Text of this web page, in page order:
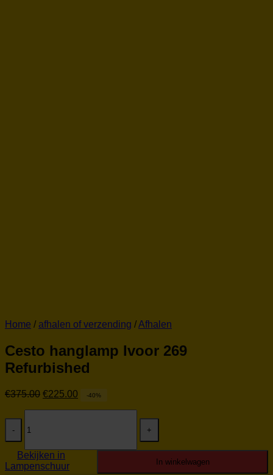
Home / afhalen of verzending /Afhalen
Cesto hanglamp Ivoor 269
Refurbished
€375.00 Oorspronkelijke
€225.00 Huidige
-40%
hanglamp
Ivoor
269
Refurbished
aantal
In winkelwagen
Bekijken in
Lampenschuur